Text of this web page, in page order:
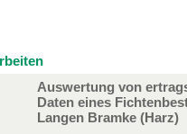
Auswertung von
Daten eines
Langen Bramke (Harz)